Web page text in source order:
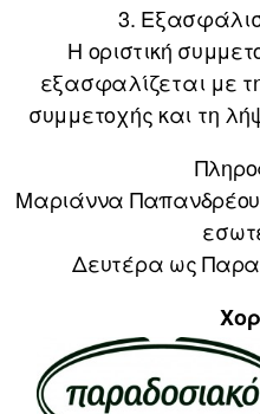
3.
Η οριστική
εξασφαλίζεται με
συμμετοχής και τη
Μαριάννα
Δευτέρα ως